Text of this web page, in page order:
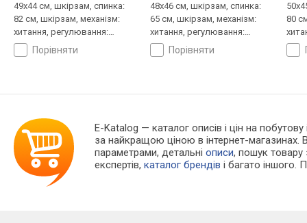
49x44 см, шкірзам, спинка:
82 см, шкірзам, механізм:
хитання, регулювання:
нахилу, висоти, жорсткості
порівняти
48x46 см, шкірзам, спинка:
65 см, шкірзам, механізм:
хитання, регулювання:
висоти, жорсткості
порівняти
80
E-Katalog — каталог описів і цін на
за найкращою ціною в інтернет-
параметрами, детальніописи, пошук
експертів,каталог брендів і багато іншого.